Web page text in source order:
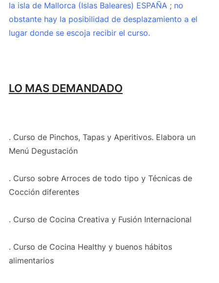
la isla de Mallorca (Islas Baleares) ESPAÑA ; no
obstante hay la posibilidad de desplazamiento a el
lugar donde se escoja recibir el curso.
LO MAS DEMANDADO
. Curso de Pinchos, Tapas y Aperitivos. Elabora un
Menú Degustación
. Curso sobre Arroces de todo tipo y Técnicas de
Cocción diferentes
. Curso de Cocina Creativa y Fusión Internacional
. Curso de Cocina Healthy y buenos hábitos
alimentarios